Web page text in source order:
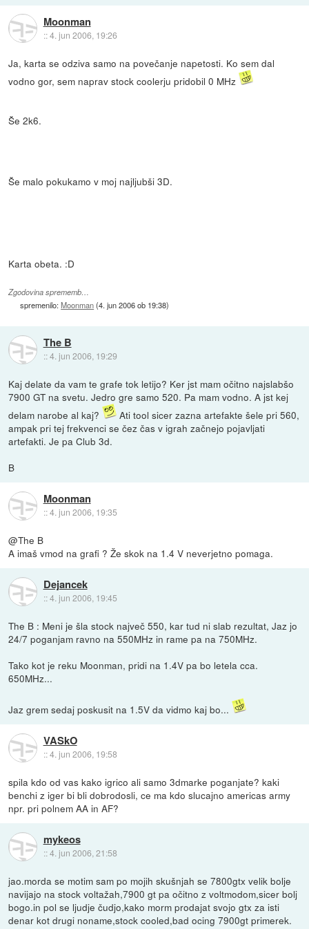
Moonman
::4. jun 2006, 19:26
Ja, karta se odziva samo na povečanje napetosti. Ko sem dal
vodno gor, sem naprav stock coolerju pridobil 0 MHz
Še 2k6.
Še malo pokukamo v moj najljubši 3D.
Karta obeta. :D
Zgodovina sprememb…
spremenilo:Moonman(4. jun 2006 ob 19:38)
The B
::4. jun 2006, 19:29
Kaj delate da vam te grafe tok letijo? Ker jst mam očitno najslabšo
7900 GT na svetu. Jedro gre samo 520. Pa mam vodno. A jst kej
delam narobe al kaj?
Ati tool sicer zazna artefakte šele pri 560,
ampak pri tej frekvenci se čez čas v igrah začnejo pojavljati
artefakti. Je pa Club 3d.
B
Moonman
::4. jun 2006, 19:35
@The B
A imaš vmod na grafi ? Že skok na 1.4 V neverjetno pomaga.
Dejancek
::4. jun 2006, 19:45
The B : Meni je šla stock največ 550, kar tud ni slab rezultat, Jaz jo
24/7 poganjam ravno na 550MHz in rame pa na 750MHz.
Tako kot je reku Moonman, pridi na 1.4V pa bo letela cca.
650MHz...
Jaz grem sedaj poskusit na 1.5V da vidmo kaj bo...
VASkO
::4. jun 2006, 19:58
spila kdo od vas kako igrico ali samo 3dmarke poganjate? kaki
benchi z iger bi bli dobrodosli, ce ma kdo slucajno americas army
npr. pri polnem AA in AF?
mykeos
::4. jun 2006, 21:58
jao.morda se motim sam po mojih skušnjah se 7800gtx velik bolje
navijajo na stock voltažah,7900 gt pa očitno z voltmodom,sicer bolj
bogo.in pol se ljudje čudjo,kako morm prodajat svojo gtx za isti
denar kot drugi noname,stock cooled,bad ocing 7900gt primerek.